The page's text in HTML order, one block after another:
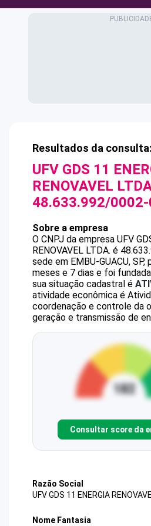
Resultados da consulta:
UFV GDS 11
RENOVAVEL
48.633.992/
Sobre a empresa
O CNPJ da empresa UFV
RENOVAVEL LTDA. é
sede em EMBU-GUACU, SP,
meses e 7 dias e foi
sua situação cadastral é
atividade econômica é
coordenação e controle da
geração e transmissão de
Consultar score da
Razão Social
UFV GDS 11 ENERGIA
Nome Fantasia